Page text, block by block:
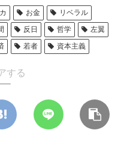
お金
リベラル
反日 哲学
左翼
若者 資本主義
する